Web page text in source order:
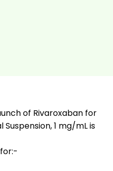
of Rivaroxaban for
1 mg/mL is